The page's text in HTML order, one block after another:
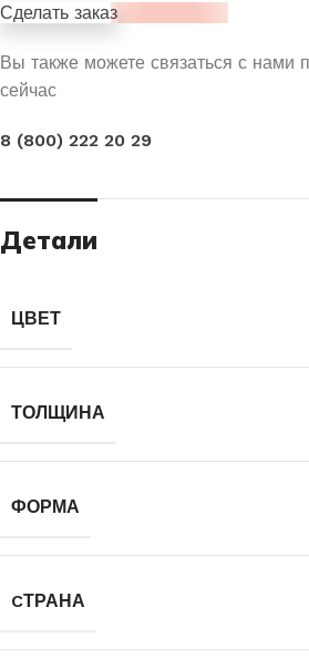
Сделать заказ
Вы также можете связаться с нами
сейчас
8 (800) 222 20 29
Детали
ЦВЕТ
ТОЛЩИНА
ФОРМА
CТРАНА